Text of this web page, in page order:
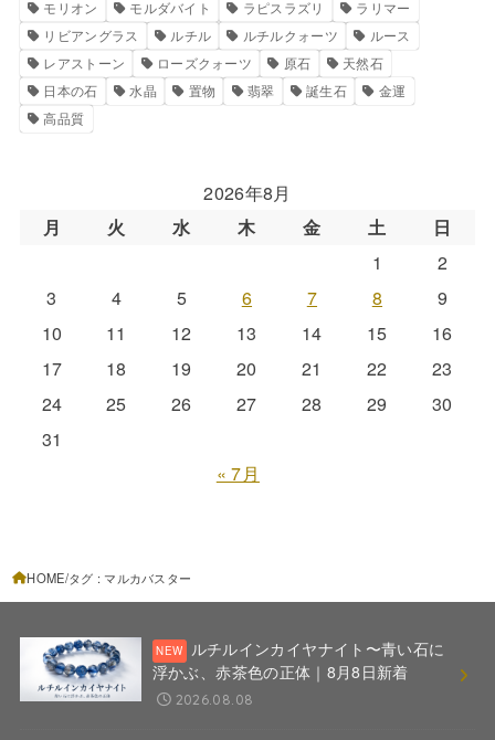
モリオン
モルダバイト ラピスラズリ
ラリマー
リビアングラス
ルチル ルチルクォーツ
ルース
レアストーン
ローズクォーツ 原石
天然石
日本の石
水晶 置物 翡翠 誕生石
金運
高品質
2026年8月
月
火 水 木 金 土
日
1
2
3
4 5 6 7 8
9
10
11 12 13 14 15
16
17
18 19 20 21 22
23
24
25 26 27 28 29
30
31
« 7月
HOME タグ : マルカバスター
ルチルインカイヤナイト〜青い石に
浮かぶ、赤茶色の正体｜8月8日新着
2026.08.08